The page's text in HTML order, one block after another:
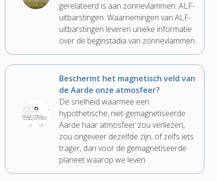
gerelateerd is aan zonnevlammen: ALF-
uitbarstingen. Waarnemingen van ALF-
uitbarstingen leveren unieke informatie
over de beginstadia van zonnevlammen.
Beschermt het magnetisch veld van
de Aarde onze atmosfeer?
De snelheid waarmee een
hypothetische, niet-gemagnetiseerde
Aarde haar atmosfeer zou verliezen,
zou ongeveer dezelfde zijn, of zelfs iets
trager, dan voor de gemagnetiseerde
planeet waarop we leven.